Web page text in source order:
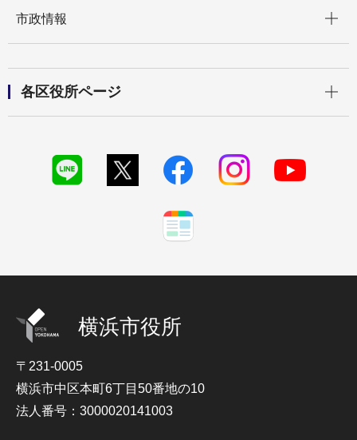
市政情報
各区役所ページ
横浜市役所
〒231-0005
横浜市中区本町6丁目50番地の10
法人番号：3000020141003